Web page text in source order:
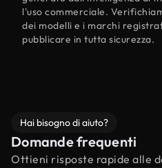
l'uso commerciale.
dei modelli e i marchi
pubblicare in tutta sicurezza.
Hai bisogno di aiuto?
Domande frequenti
Ottieni risposte rapide alle